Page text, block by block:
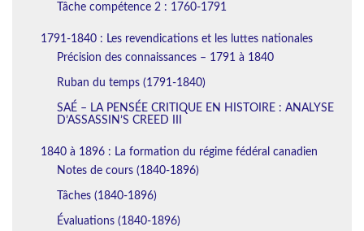
Tâche compétence 2 : 1760-1791
1791-1840 : Les revendications et les luttes nationales
Précision des connaissances – 1791 à 1840
Ruban du temps (1791-1840)
SAÉ – LA PENSÉE CRITIQUE EN HISTOIRE : ANALYSE
D’ASSASSIN’S CREED III
1840 à 1896 : La formation du régime fédéral canadien
Notes de cours (1840-1896)
Tâches (1840-1896)
Évaluations (1840-1896)